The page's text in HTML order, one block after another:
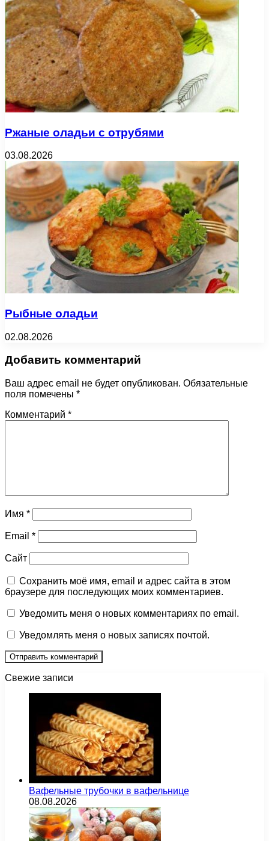
Ржаные оладьи с отрубями
03.08.2026
Рыбные оладьи
02.08.2026
Добавить комментарий
Ваш адрес email не будет опубликован. Обязательные
поля помечены *
Комментарий *
Имя *
Email *
Сайт
Сохранить моё имя, email и адрес сайта в этом
браузере для последующих моих комментариев.
Уведомить меня о новых комментариях по email.
Уведомлять меня о новых записях почтой.
Свежие записи
Вафельные трубочки в вафельнице
08.08.2026